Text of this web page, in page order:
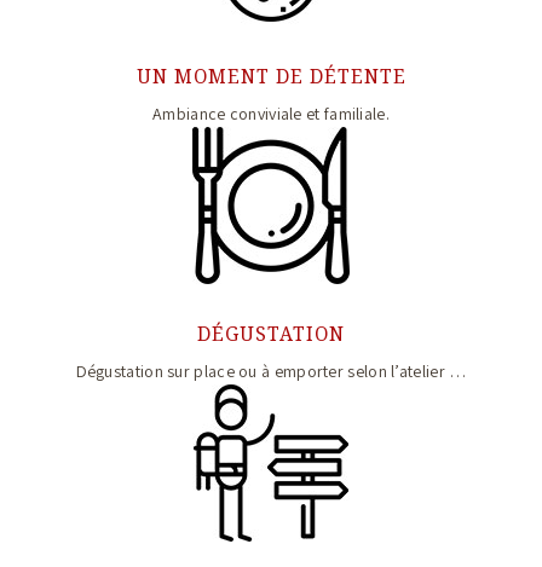
UN MOMENT DE DÉTENTE
Ambiance conviviale et familiale.
DÉGUSTATION
Dégustation sur place ou à emporter selon l’atelier …